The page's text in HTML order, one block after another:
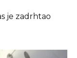
je zadrhtao